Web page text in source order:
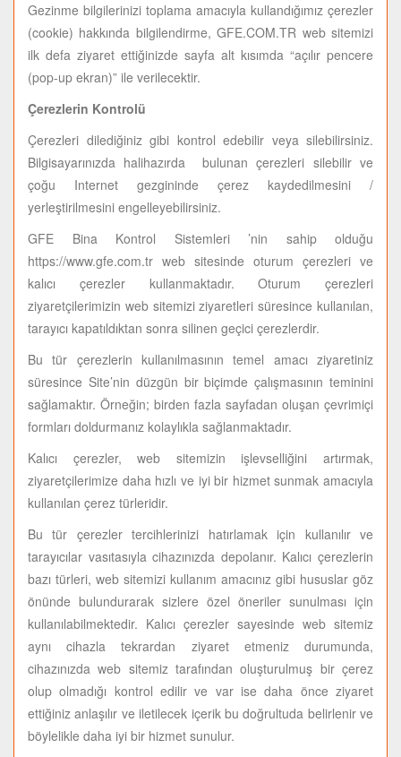
Gezinme bilgilerinizi toplama amacıyla kullandığımız çerezler
(cookie) hakkında bilgilendirme, GFE.COM.TR web sitemizi
ilk defa ziyaret ettiğinizde sayfa alt kısımda “açılır pencere
(pop-up ekran)” ile verilecektir.
Çerezlerin Kontrolü
Çerezleri dilediğiniz gibi kontrol edebilir veya silebilirsiniz.
Bilgisayarınızda halihazırda bulunan çerezleri silebilir ve
çoğu Internet gezgininde çerez kaydedilmesini /
yerleştirilmesini engelleyebilirsiniz.
GFE Bina Kontrol Sistemleri ’nin sahip olduğu
https://www.gfe.com.tr web sitesinde oturum çerezleri ve
kalıcı çerezler kullanmaktadır. Oturum çerezleri
ziyaretçilerimizin web sitemizi ziyaretleri süresince kullanılan,
tarayıcı kapatıldıktan sonra silinen geçici çerezlerdir.
Bu tür çerezlerin kullanılmasının temel amacı ziyaretiniz
süresince Site’nin düzgün bir biçimde çalışmasının teminini
sağlamaktır. Örneğin; birden fazla sayfadan oluşan çevrimiçi
formları doldurmanız kolaylıkla sağlanmaktadır.
Kalıcı çerezler, web sitemizin işlevselliğini artırmak,
ziyaretçilerimize daha hızlı ve iyi bir hizmet sunmak amacıyla
kullanılan çerez türleridir.
Bu tür çerezler tercihlerinizi hatırlamak için kullanılır ve
tarayıcılar vasıtasıyla cihazınızda depolanır. Kalıcı çerezlerin
bazı türleri, web sitemizi kullanım amacınız gibi hususlar göz
önünde bulundurarak sizlere özel öneriler sunulması için
kullanılabilmektedir. Kalıcı çerezler sayesinde web sitemiz
aynı cihazla tekrardan ziyaret etmeniz durumunda,
cihazınızda web sitemiz tarafından oluşturulmuş bir çerez
olup olmadığı kontrol edilir ve var ise daha önce ziyaret
ettiğiniz anlaşılır ve iletilecek içerik bu doğrultuda belirlenir ve
böylelikle daha iyi bir hizmet sunulur.